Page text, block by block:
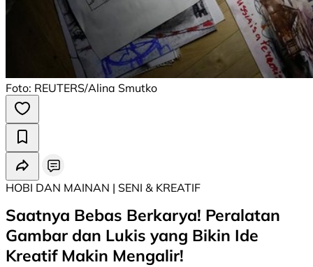
Foto: REUTERS/Alina Smutko
HOBI DAN MAINAN | SENI & KREATIF
Saatnya Bebas Berkarya! Peralatan
Gambar dan Lukis yang Bikin Ide
Kreatif Makin Mengalir!